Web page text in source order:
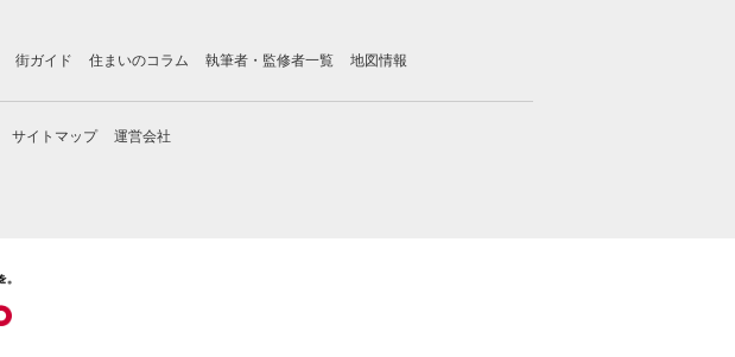
街ガイド 住まいのコラム 執筆者・監修者一覧 地図情報
サイトマップ 運営会社